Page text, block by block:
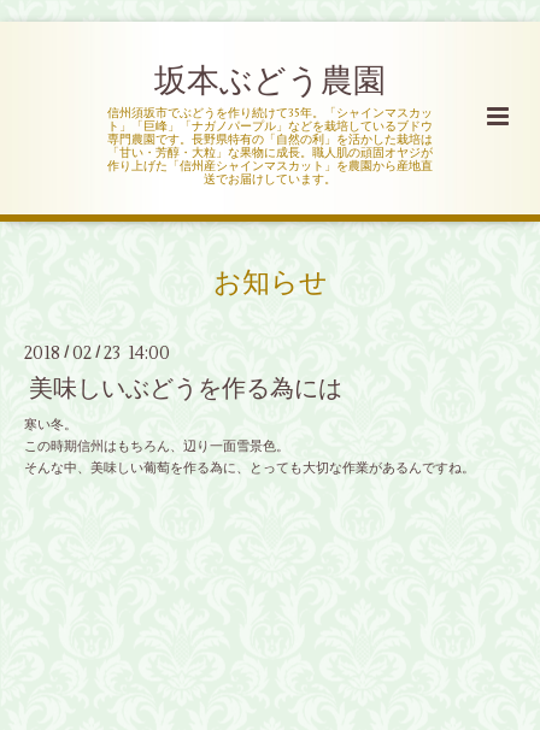
坂本ぶどう農園
信州須坂市でぶどうを作り続けて35年。「シャインマスカッ
ト」「巨峰」「ナガノパープル」などを栽培しているブドウ
専門農園です。長野県特有の「自然の利」を活かした栽培は
「甘い・芳醇・大粒」な果物に成長。職人肌の頑固オヤジが
作り上げた「信州産シャインマスカット」を農園から産地直
送でお届けしています。
お知らせ
2018 /02 / 23 14:00
美味しいぶどうを作る為には
寒い冬。
この時期信州はもちろん、辺り一面雪景色。
そんな中、美味しい葡萄を作る為に、とっても大切な作業があるんですね。